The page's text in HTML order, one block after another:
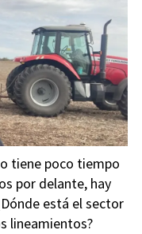
tiene poco tiempo
por delante, hay
está el sector
lineamientos?